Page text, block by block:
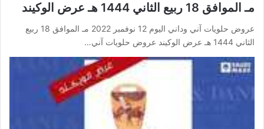
مـ الموافق 18 ربيع الثاني 1444 هـ عرض الوكيند
عروض حلويات آني وداني اليوم 12 نوفمبر 2022 مـ الموافق 18 ربيع
الثاني 1444 هـ عرض الوكيند عروض حلويات آني…